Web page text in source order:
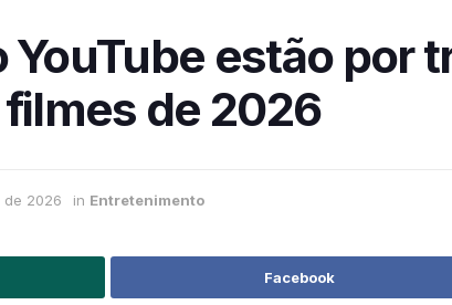
YouTube estão por
de 2026
de 2026 in Entretenimento
Facebook